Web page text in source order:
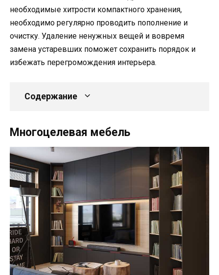
необходимые хитрости компактного хранения,
необходимо регулярно проводить пополнение и
очистку. Удаление ненужных вещей и вовремя
замена устаревших поможет сохранить порядок и
избежать перегромождения интерьера.
Содержание
Многоцелевая мебель